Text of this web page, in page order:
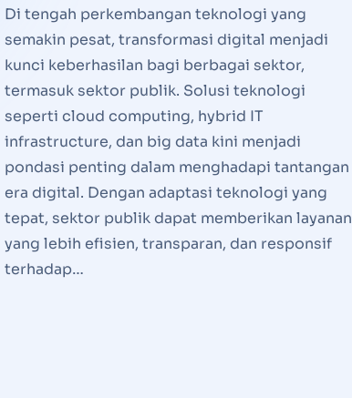
Di tengah perkembangan teknologi yang
semakin pesat, transformasi digital menjadi
kunci keberhasilan bagi berbagai sektor,
termasuk sektor publik. Solusi teknologi
seperti cloud computing, hybrid IT
infrastructure, dan big data kini menjadi
pondasi penting dalam menghadapi tantangan
era digital. Dengan adaptasi teknologi yang
tepat, sektor publik dapat memberikan layanan
yang lebih efisien, transparan, dan responsif
terhadap…